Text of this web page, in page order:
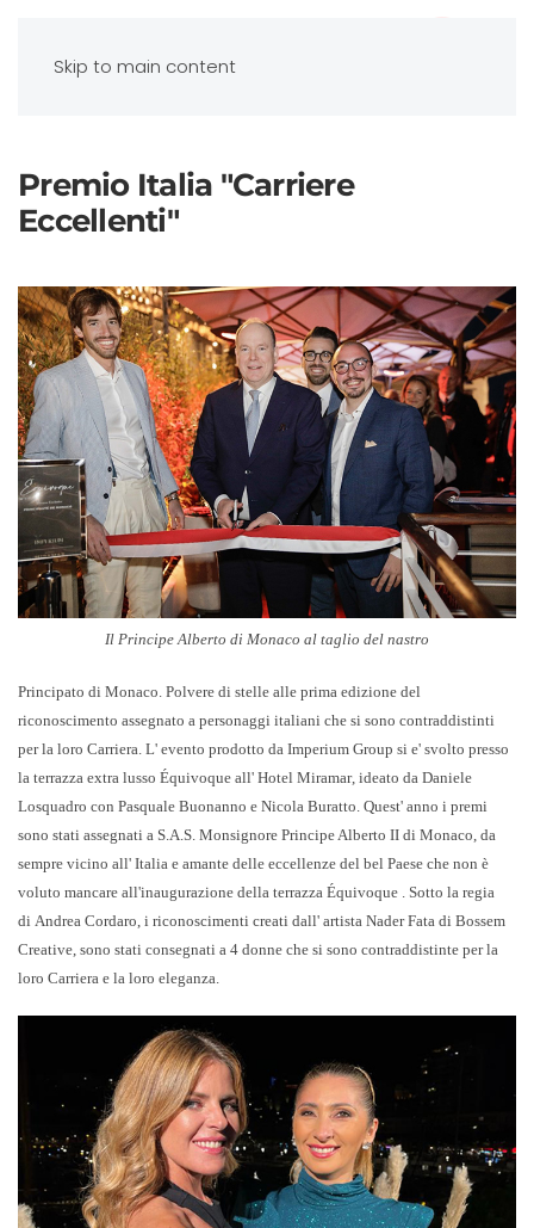
Skip to main content
Premio Italia "Carriere
Eccellenti"
Il Principe Alberto di Monaco al taglio del nastro
Principato di Monaco. Polvere di stelle alle prima edizione del
riconoscimento assegnato a personaggi italiani che si sono contraddistinti
per la loro Carriera. L' evento prodotto da Imperium Group si e' svolto presso
la terrazza extra lusso Équivoque all' Hotel Miramar, ideato da Daniele
Losquadro con Pasquale Buonanno e Nicola Buratto. Quest' anno i premi
sono stati assegnati a S.A.S. Monsignore Principe Alberto II di Monaco, da
sempre vicino all' Italia e amante delle eccellenze del bel Paese che non è
voluto mancare all'inaugurazione della terrazza Équivoque . Sotto la regia
di Andrea Cordaro, i riconoscimenti creati dall' artista Nader Fata di Bossem
Creative, sono stati consegnati a 4 donne che si sono contraddistinte per la
loro Carriera e la loro eleganza.